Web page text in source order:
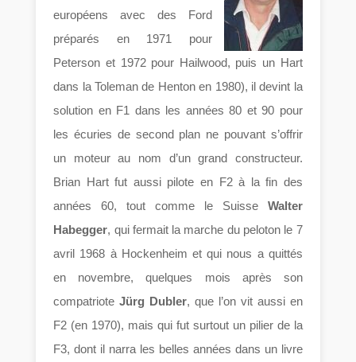
européens avec des Ford
préparés en 1971 pour
Peterson et 1972 pour Hailwood, puis un Hart
dans la Toleman de Henton en 1980), il devint la
solution en F1 dans les années 80 et 90 pour
les écuries de second plan ne pouvant s’offrir
un moteur au nom d’un grand constructeur.
Brian Hart fut aussi pilote en F2 à la fin des
années 60, tout comme le Suisse Walter
Habegger, qui fermait la marche du peloton le 7
avril 1968 à Hockenheim et qui nous a quittés
en novembre, quelques mois après son
compatrioteJürg Dubler, que l’on vit aussi en
F2 (en 1970), mais qui fut surtout un pilier de la
F3, dont il narra les belles années dans un livre